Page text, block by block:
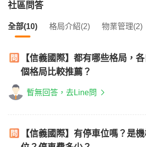
社區問答
全部(10) 格局介紹(2) 物業管理(2)
【信義國際】都有哪些格局，
個格局比較推薦？
暫無回答，去Line問
【信義國際】有停車位嗎？是